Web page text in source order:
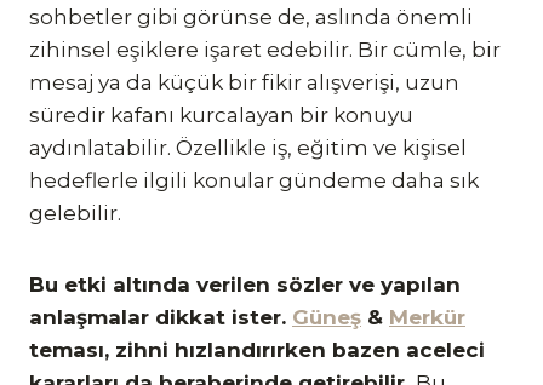
sohbetler gibi görünse de, aslında önemli
zihinsel eşiklere işaret edebilir. Bir cümle, bir
mesaj ya da küçük bir fikir alışverişi, uzun
süredir kafanı kurcalayan bir konuyu
aydınlatabilir. Özellikle iş, eğitim ve kişisel
hedeflerle ilgili konular gündeme daha sık
gelebilir.
Bu etki altında verilen sözler ve yapılan
anlaşmalar dikkat ister. Güneş & Merkür
teması, zihni hızlandırırken bazen aceleci